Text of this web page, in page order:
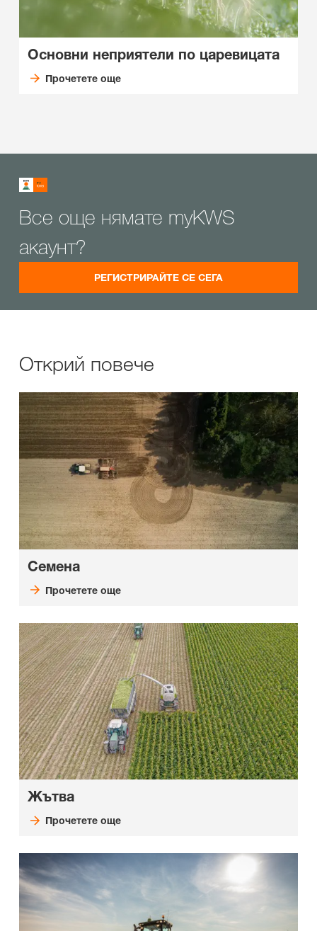
Основни неприятели по царевицата
Прочетете още
Все още нямате myKWS
акаунт?
РЕГИСТРИРАЙТЕ СЕ СЕГА
Открий повече
Семена
Прочетете още
Жътва
Прочетете още